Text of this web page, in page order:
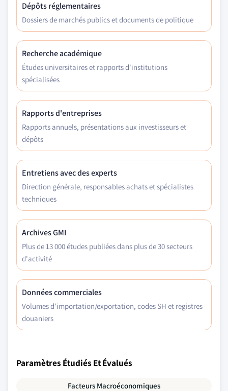
Dépôts réglementaires
Dossiers de marchés publics et documents de politique
Recherche académique
Études universitaires et rapports d'institutions
spécialisées
Rapports d'entreprises
Rapports annuels, présentations aux investisseurs et
dépôts
Entretiens avec des experts
Direction générale, responsables achats et spécialistes
techniques
Archives GMI
Plus de 13 000 études publiées dans plus de 30 secteurs
d'activité
Données commerciales
Volumes d'importation/exportation, codes SH et registres
douaniers
Paramètres Étudiés Et Évalués
Facteurs Macroéconomiques